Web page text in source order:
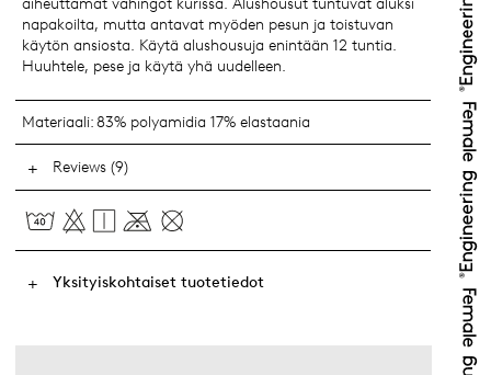
aiheuttamat vahingot kurissa. Alushousut tuntuvat aluksi
napakoilta, mutta antavat myöden pesun ja toistuvan
käytön ansiosta. Käytä alushousuja enintään 12 tuntia.
Huuhtele, pese ja käytä yhä uudelleen.
Materiaali:83% polyamidia 17% elastaania
Reviews (9)
Yksityiskohtaiset tuotetiedot